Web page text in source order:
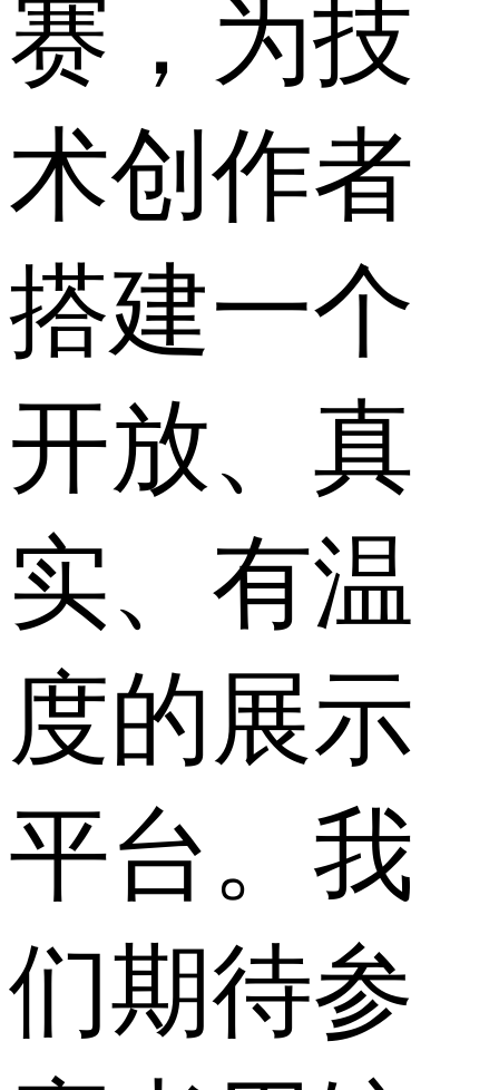
赛，为技
术创作者
搭建一个
开放、真
实、有温
度的展示
平台。我
们期待参